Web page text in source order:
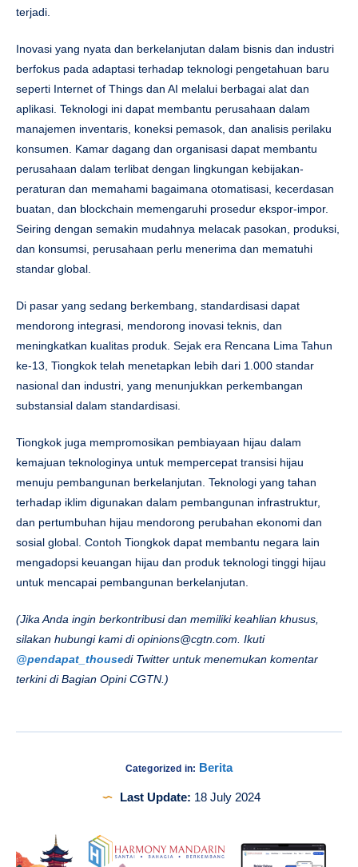
terjadi.
Inovasi yang nyata dan berkelanjutan dalam bisnis dan industri
berfokus pada adaptasi terhadap teknologi pengetahuan baru
seperti Internet of Things dan AI melalui berbagai alat dan
aplikasi. Teknologi ini dapat membantu perusahaan dalam
manajemen inventaris, koneksi pemasok, dan analisis perilaku
konsumen. Kamar dagang dan organisasi dapat membantu
perusahaan dalam terlibat dengan lingkungan kebijakan-
peraturan dan memahami bagaimana otomatisasi, kecerdasan
buatan, dan blockchain memengaruhi prosedur ekspor-impor.
Seiring dengan semakin mudahnya melacak pasokan, produksi,
dan konsumsi, perusahaan perlu menerima dan mematuhi
standar global.
Di pasar yang sedang berkembang, standardisasi dapat
mendorong integrasi, mendorong inovasi teknis, dan
meningkatkan kualitas produk. Sejak era Rencana Lima Tahun
ke-13, Tiongkok telah menetapkan lebih dari 1.000 standar
nasional dan industri, yang menunjukkan perkembangan
substansial dalam standardisasi.
Tiongkok juga mempromosikan pembiayaan hijau dalam
kemajuan teknologinya untuk mempercepat transisi hijau
menuju pembangunan berkelanjutan. Teknologi yang tahan
terhadap iklim digunakan dalam pembangunan infrastruktur,
dan pertumbuhan hijau mendorong perubahan ekonomi dan
sosial global. Contoh Tiongkok dapat membantu negara lain
mengadopsi keuangan hijau dan produk teknologi tinggi hijau
untuk mencapai pembangunan berkelanjutan.
(Jika Anda ingin berkontribusi dan memiliki keahlian khusus,
silakan hubungi kami diopinions@cgtn.com . Ikuti
@pendapat_thousedi Twitter untuk menemukan komentar
terkini di Bagian Opini CGTN.)
Categorized in: Berita
Last Update: 18 July 2024